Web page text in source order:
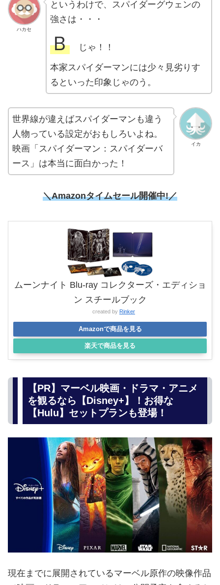
ハカセ
というわけで、スパイダーグウェンの
強さは・・・
Ｂじゃ！！
本家スパイダーマンには少々見劣りす
るといった印象じゃのう。
イカ
世界線が違えばスパイダーマンも違う
人物っている設定がおもしろいよね。
映画「スパイダーマン：スパイダーバ
ース」は本当に面白かった！
＼Amazonタイムセール開催中!／
ムーンナイト Blu-ray コレクターズ・エディショ
ン スチールブック
created by Rinker
Amazonで商品を見る
楽天で商品を見る
【PR】マーベル映画・ドラマ・アニメ
を観るなら【Disney+】！お得な
【Hulu】セットプランも登場！
現在までに展開されているマーベル原作の映像作品